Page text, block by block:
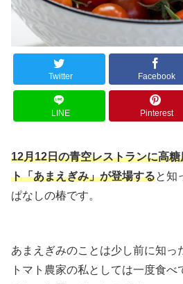
Twitter Facebook
LINE Pinterest
12月12日の青空レストランに高
ト「あまえぎみ」が登場すると知
ぱなしの椿です。
あまえぎみのことは少し前に知っ
トマト農家の私としては一度食